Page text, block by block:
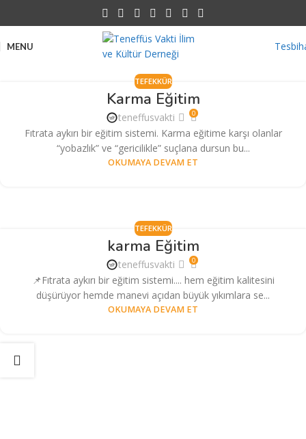
MENU
TEFEKKÜR
Karma Eğitim
teneffusvakti 0
Fıtrata aykırı bir eğitim sistemi. Karma eğitime karşı olanlar
“yobazlık” ve “gericilikle” suçlana dursun bu...
OKUMAYA DEVAM ET
TEFEKKÜR
karma Eğitim
teneffusvakti 0
📌Fıtrata aykırı bir eğitim sistemi.... hem eğitim kalitesini
düşürüyor hemde manevi açıdan büyük yıkımlara se...
OKUMAYA DEVAM ET